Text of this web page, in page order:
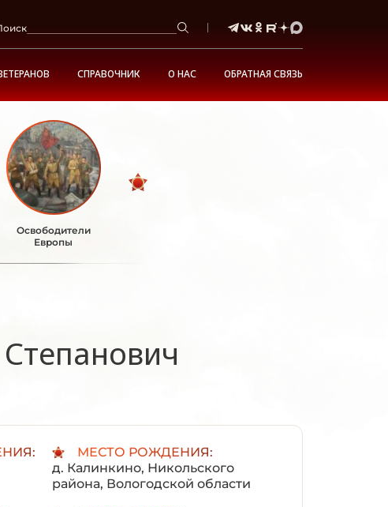
СПРАВОЧНИК О НАС ОБРАТНАЯ СВЯЗЬ
Освободители
Европы
МЕСТО РОЖДЕНИЯ:
д. Калинкино, Никольского
района, Вологодской области